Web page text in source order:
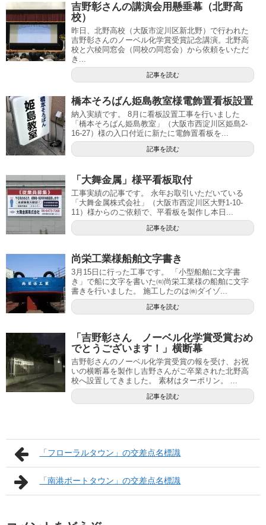
吉野彰さんの講演会用懸垂幕（北野高
校）
昨日、北野高校（大阪市淀川区新北野）で行われた
吉野彰さんのノーベル化学賞受賞記念講演。北野高
校と六稜同窓会（同校の同窓会）から依頼をいただ
き...
記事を読む
橋本そろばん姫島教室様電飾置看板設置
納入実績です。 8月に看板設置工事を行いました
「橋本そろばん姫島教室」（大阪市西淀川区姫島2-
16-27）様の入口付近に新たに電飾置看板を...
記事を読む
「大舞金属」様平看板取付
工事実績の記事です。 永年お取引いただいている
「大舞金属株式会社」（大阪市西淀川区大野1-10-
11）様からのご依頼で、平看板を製作し本日...
記事を読む
尚栄工業様船舶文字書き
3月15日に行った工事です。 「小型船舶に文字書
き」で船に文字を書いた㈲尚栄工業様の船舶に文字
書きを行いました。 施工したのは㈱ダイゾ...
記事を読む
「吉野彰さん ノーベル化学賞受賞おめ
でとうございます！」横断幕
吉野彰さんのノーベル化学賞受賞の報を受け、お祝
いの横断幕を製作し吉野さんがご卒業された北野高
校へ設置してきました。 素材はターポリン。 ...
記事を読む
「フローラルタウン」の交差点名標識
「南港ポートタウン」の交差点名標識